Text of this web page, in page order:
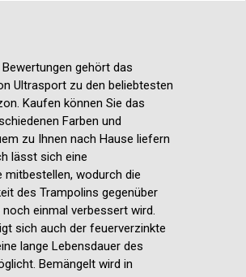
gehört das
Ultrasport zu den beliebtesten
Kaufen können Sie das
Farben und
zu Ihnen nach Hause liefern
lässt sich eine
mitbestellen, wodurch die
des Trampolins gegenüber
einmal verbessert wird.
sich auch der feuerverzinkte
lange Lebensdauer des
Bemängelt wird in